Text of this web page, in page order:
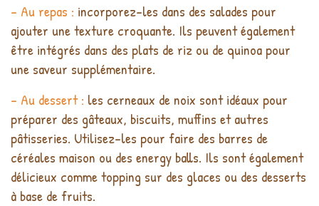
- Au repas : incorporez-les dans des salades pour
ajouter une texture croquante. Ils peuvent également
être intégrés dans des plats de riz ou de quinoa pour
une saveur supplémentaire.
- Au dessert : les cerneaux de noix sont idéaux pour
préparer des gâteaux, biscuits, muffins et autres
pâtisseries. Utilisez-les pour faire des barres de
céréales maison ou des energy balls. Ils sont également
délicieux comme topping sur des glaces ou des desserts
à base de fruits.